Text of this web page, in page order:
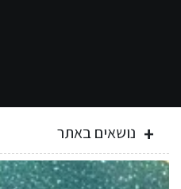
נושאים באתר